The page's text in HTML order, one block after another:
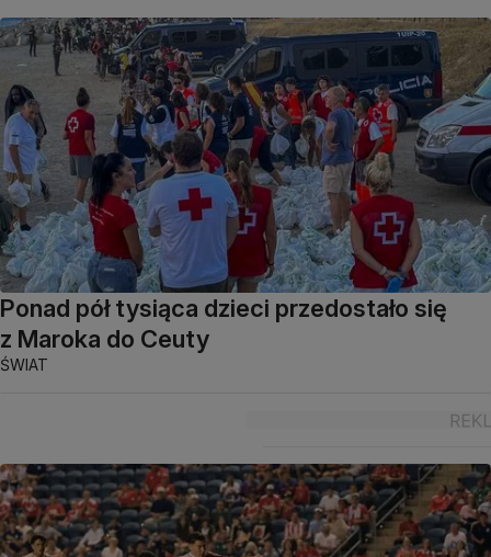
Ponad pół tysiąca dzieci przedostało się
z Maroka do Ceuty
ŚWIAT